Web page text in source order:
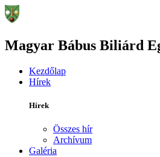
Magyar Bábus Biliárd
Kezdőlap
Hírek
Hírek
Összes hír
Archívum
Galéria